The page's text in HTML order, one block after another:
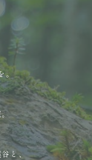
と、